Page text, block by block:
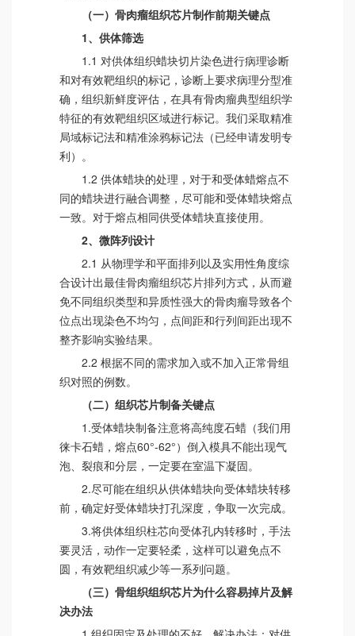
（一）骨肉瘤组织芯片制作前期关键点
1、供体筛选
1.1 对供体组织蜡块切片染色进行病理诊断
和对有效靶组织的标记，诊断上要求病理分型准
确，组织新鲜度评估，在具有骨肉瘤典型组织学
特征的有效靶组织区域进行标记。我们采取精准
局域标记法和精准涂鸦标记法（已经申请发明专
利）。
1.2 供体蜡块的处理，对于和受体蜡熔点不
同的蜡块进行融合调整，尽可能和受体蜡块熔点
一致。对于熔点相同供受体蜡块直接使用。
2、微阵列设计
2.1 从物理学和平面排列以及实用性角度综
合设计出最佳骨肉瘤组织芯片排列方式，从而避
免不同组织类型和异质性强大的骨肉瘤导致各个
位点出现染色不均匀，点间距和行列间距出现不
整齐影响实验结果。
2.2 根据不同的需求加入或不加入正常骨组
织对照的例数。
（二）组织芯片制备关键点
1.受体蜡块制备注意将高纯度石蜡（我们用
徕卡石蜡，熔点60°-62°）倒入模具不能出现气
泡、裂痕和分层，一定要在室温下凝固。
2.尽可能在组织从供体蜡块向受体蜡块转移
前，确定好受体蜡块打孔深度，争取一次完成。
3.将供体组织柱芯向受体孔内转移时，手法
要灵活，动作一定要轻柔，这样可以避免点不
圆，有效靶组织减少等一系列问题。
（三）骨组织组织芯片为什么容易掉片及解
决办法